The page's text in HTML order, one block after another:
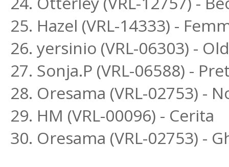
25. Hazel (VRL-14333) -
26. yersinio (VRL-06303) -
27. Sonja.P (VRL-06588) -
28. Oresama (VRL-02753) -
29. HM (VRL-00096) - Cerita
30. Oresama (VRL-02753) -